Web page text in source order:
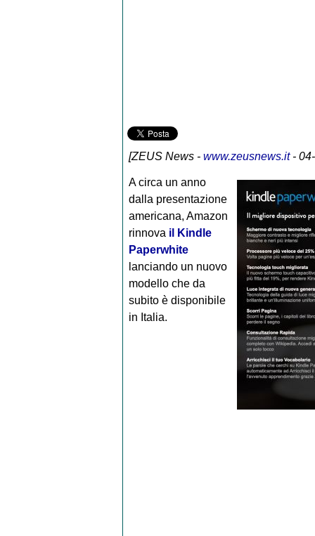
[ZEUS News- www.zeusnews.it-
A circa un anno
dalla presentazione
americana, Amazon
rinnova il Kindle
Paperwhite
lanciando un nuovo
modello che da
subito è disponibile
in Italia.